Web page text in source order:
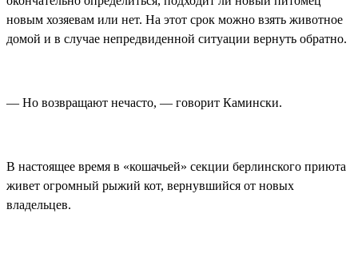
новым хозяевам или нет. На этот срок можно взять животное
домой и в случае непредвиденной ситуации вернуть обратно.
— Но возвращают нечасто, — говорит Камински.
В настоящее время в «кошачьей» секции берлинского приюта
живет огромный рыжий кот, вернувшийся от новых
владельцев.